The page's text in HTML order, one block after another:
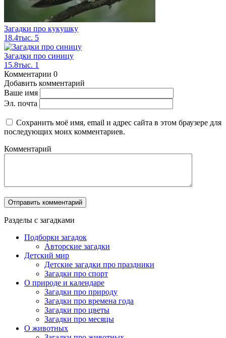
Загадки про кукушку
18.4тыс. 5
Загадки про синицу
15.8тыс. 1
Комментарии 0
Добавить комментарий
Ваше имя
Эл. почта
Сохранить моё имя, email и адрес сайта в этом браузере для
последующих моих комментариев.
Комментарий
Разделы с загадками
Подборки загадок
Авторские загадки
Детский мир
Детские загадки про праздники
Загадки про спорт
О природе и календаре
Загадки про природу
Загадки про времена года
Загадки про цветы
Загадки про месяцы
О животных